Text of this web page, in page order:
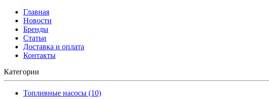
Главная
Новости
Бренды
Статьи
Доставка и оплата
Контакты
Категории
Топливные насосы (10)